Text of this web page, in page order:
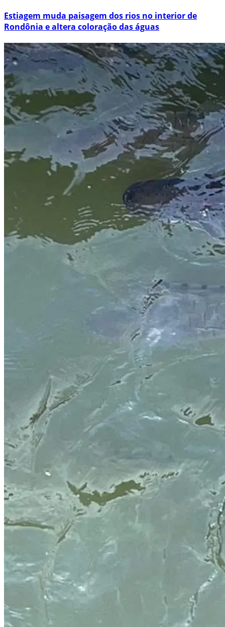
Estiagem muda paisagem dos rios no interior de
Rondônia e altera coloração das águas